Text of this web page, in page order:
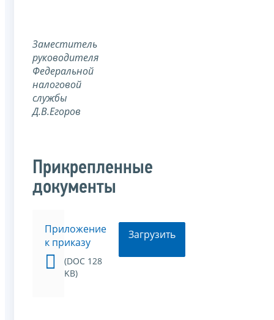
Заместитель
руководителя
Федеральной
налоговой
службы
Д.В.Егоров
Прикрепленные
документы
Приложение
к приказу
(DOC 128
KB)
Загрузить